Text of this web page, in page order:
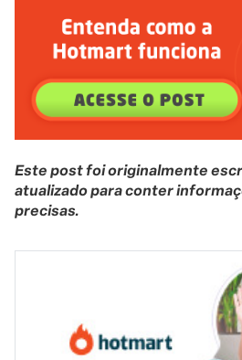
Este post foi originalmente
atualizado para conter
precisas.